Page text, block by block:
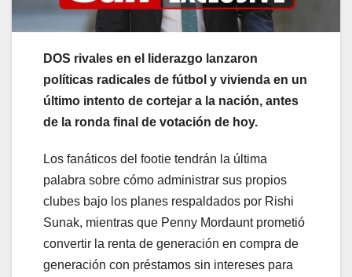
DOS rivales en el liderazgo lanzaron
políticas radicales de fútbol y vivienda en un
último intento de cortejar a la nación, antes
de la ronda final de votación de hoy.
Los fanáticos del footie tendrán la última
palabra sobre cómo administrar sus propios
clubes bajo los planes respaldados por Rishi
Sunak, mientras que Penny Mordaunt prometió
convertir la renta de generación en compra de
generación con préstamos sin intereses para